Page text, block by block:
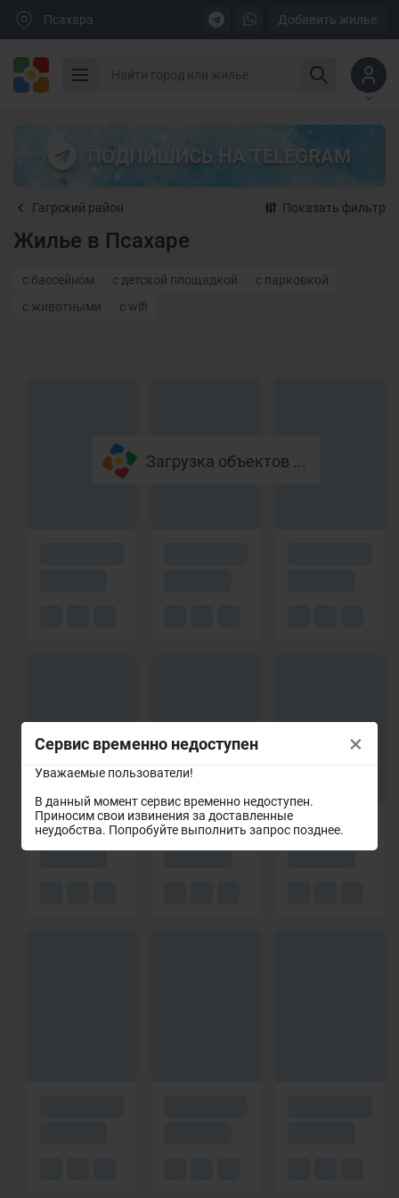
Сервис временно недоступен
Уважаемые пользователи!
В данный момент сервис временно недоступен.
Приносим свои извинения за доставленные
неудобства. Попробуйте выполнить запрос позднее.
×
Псахара Добавить жилье
ПОДПИШИСЬ НА TELEGRAM
Гагрский район Показать фильтр
Жилье в Псахаре
с бассейном с детской площадкой
с парковкой
с животными
с wifi
Загрузка объектов ...